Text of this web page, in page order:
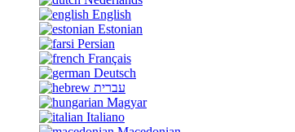
English
Estonian
Persian
Français
Deutsch
עברית
Magyar
Italiano